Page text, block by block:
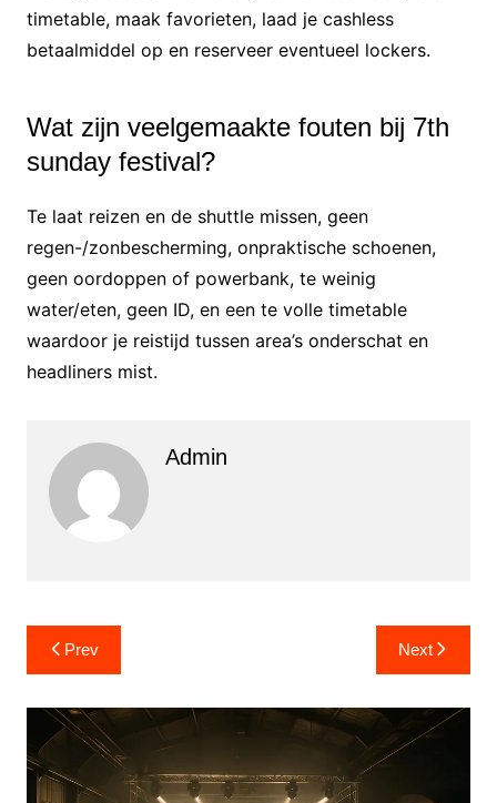
timetable, maak favorieten, laad je cashless
betaalmiddel op en reserveer eventueel lockers.
Wat zijn veelgemaakte fouten bij 7th
sunday festival?
Te laat reizen en de shuttle missen, geen
regen-/zonbescherming, onpraktische schoenen,
geen oordoppen of powerbank, te weinig
water/eten, geen ID, en een te volle timetable
waardoor je reistijd tussen area’s onderschat en
headliners mist.
Admin
Post
navigation
Prev Next